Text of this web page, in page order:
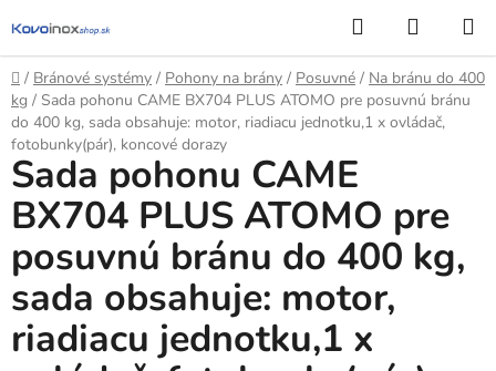
na
obsah
Hľadať
KOŠÍK
Domov
/ Bránové systémy / Pohony na brány / Posuvné / Na bránu do 400
kg / Sada pohonu CAME BX704 PLUS ATOMO pre posuvnú bránu
do 400 kg, sada obsahuje: motor, riadiacu jednotku,1 x ovládač,
fotobunky(pár), koncové dorazy
Sada pohonu CAME
BX704 PLUS ATOMO pre
posuvnú bránu do 400 kg,
sada obsahuje: motor,
riadiacu jednotku,1 x